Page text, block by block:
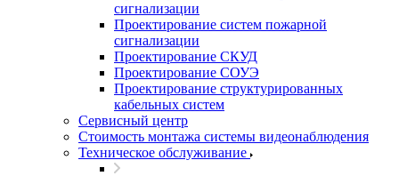
сигнализации
Проектирование систем пожарной
сигнализации
Проектирование СКУД
Проектирование СОУЭ
Проектирование структурированных
кабельных систем
Сервисный центр
Стоимость монтажа системы видеонаблюдения
Техническое обслуживание